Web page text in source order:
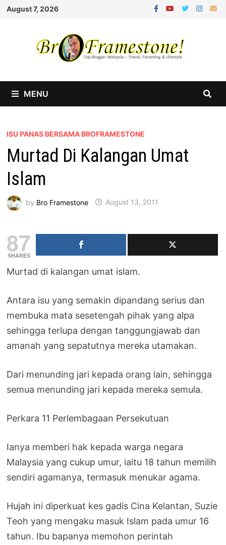
Skip
August 7, 2026
MENU
ISU PANAS BERSAMA BROFRAMESTONE
Murtad Di Kalangan Umat
Islam
by Bro Framestone August 13, 2011
87
SHARES
Murtad di kalangan umat islam.
Antara isu yang semakin dipandang serius dan
membuka mata sesetengah pihak yang alpa
sehingga terlupa dengan tanggungjawab dan
amanah yang sepatutnya mereka utamakan.
Dari menunding jari kepada orang lain, sehingga
semua menunding jari kepada mereka semula.
Perkara 11 Perlembagaan Persekutuan
Ianya memberi hak kepada warga negara
Malaysia yang cukup umur, iaitu 18 tahun memilih
sendiri agamanya, termasuk menukar agama.
Hujah ini diperkuat kes gadis Cina Kelantan, Suzie
Teoh yang mengaku masuk Islam pada umur 16
tahun. Ibu bapanya memohon perintah